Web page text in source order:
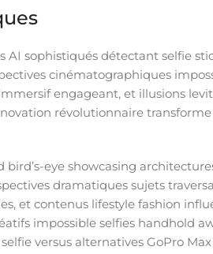
AI sophistiqués détectant selfie
cinématographiques
engageant, et illusions
révolutionnaire
eye showcasing
dramatiques sujets
et contenus lifestyle fashion
impossible selfies handhold
versus alternatives GoPro